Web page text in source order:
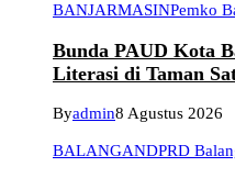
BANJARMASINPemko
Bunda PAUD Kota
Literasi di Taman
Byadmin8 Agustus 2026
BALANGANDPRD